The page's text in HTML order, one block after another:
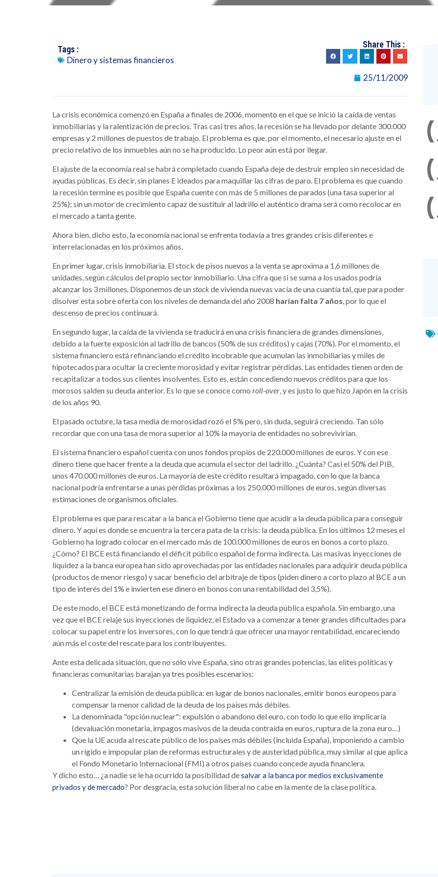
Tags :
Dinero y sistemas financieros
Share This :
25/11/2009
La crisis económica comenzó en España a finales de 2006, momento en el que se inició la caída de ventas
inmobiliarias y la ralentización de precios. Tras casi tres años, la recesión se ha llevado por delante 300.000
empresas y 2 millones de puestos de trabajo. El problema es que, por el momento, el necesario ajuste en el
precio relativo de los inmuebles aún no se ha producido. Lo peor aún está por llegar.
El ajuste de la economía real se habrá completado cuando España deje de destruir empleo sin necesidad de
ayudas públicas. Es decir, sin planes E ideados para maquillar las cifras de paro. El problema es que cuando
la recesión termine es posible que España cuente con más de 5 millones de parados (una tasa superior al
25%); sin un motor de crecimiento capaz de sustituir al ladrillo el auténtico drama será como recolocar en
el mercado a tanta gente.
Ahora bien, dicho esto, la economía nacional se enfrenta todavía a tres grandes crisis diferentes e
interrelacionadas en los próximos años.
En primer lugar, crisis inmobiliaria. El stock de pisos nuevos a la venta se aproxima a 1,6 millones de
unidades, según cálculos del propio sector inmobiliario. Una cifra que si se suma a los usados podría
alcanzar los 3 millones. Disponemos de unstockde vivienda nuevas vacía de una cuantía tal, que para poder
disolver esta sobre oferta con los niveles de demanda del año 2008 harían falta 7 años, por lo que el
descenso de precios continuará.
En segundo lugar, la caída de la vivienda se traducirá en una crisis financiera de grandes dimensiones,
debido a la fuerte exposición al ladrillo de bancos (50% de sus créditos) y cajas (70%). Por el momento, el
sistema financiero está refinanciando el crédito incobrable que acumulan las inmobiliarias y miles de
hipotecados para ocultar la creciente morosidad y evitar registrar pérdidas. Las entidades tienen orden de
recapitalizar a todos sus clientes insolventes. Esto es, están concediendo nuevos créditos para que los
morosos salden su deuda anterior. Es lo que se conoce como roll-over, y es justo lo que hizo Japón en la crisis
de los años 90.
El pasado octubre, la tasa media de morosidad rozó el 5% pero, sin duda, seguirá creciendo. Tan sólo
recordar que con una tasa de mora superior al 10% la mayoría de entidades no sobrevivirían.
El sistema financiero español cuenta con unos fondos propios de 220.000 millones de euros. Y con ese
dinero tiene que hacer frente a la deuda que acumula el sector del ladrillo. ¿Cuánta? Casi el 50% del PIB,
unos 470.000 millones de euros. La mayoría de este crédito resultará impagado, con lo que la banca
nacional podría enfrentarse a unas pérdidas próximas a los 250.000 millones de euros, según diversas
estimaciones de organismos oficiales.
El problema es que para rescatar a la banca el Gobierno tiene que acudir a la deuda pública para conseguir
dinero. Y aquí es donde se encuentra la tercera pata de la crisis: la deuda pública. En los últimos 12 meses el
Gobierno ha logrado colocar en el mercado más de 100.000 millones de euros en bonos a corto plazo.
¿Cómo? El BCE está financiando el déficit público español de forma indirecta. Las masivas inyecciones de
liquidez a la banca europea han sido aprovechadas por las entidades nacionales para adquirir deuda pública
(productos de menor riesgo) y sacar beneficio del arbitraje de tipos (piden dinero a corto plazo al BCE a un
tipo de interés del 1% e invierten ese dinero en bonos con una rentabilidad del 3,5%).
De este modo, el BCE está monetizando de forma indirecta la deuda pública española. Sin embargo, una
vez que el BCE relaje sus inyecciones de liquidez, el Estado va a comenzar a tener grandes dificultades para
colocar su papel entre los inversores, con lo que tendrá que ofrecer una mayor rentabilidad, encareciendo
aún más el coste del rescate para los contribuyentes.
Ante esta delicada situación, que no sólo vive España, sino otras grandes potencias, las elites políticas y
financieras comunitarias barajan ya tres posibles escenarios:
Centralizar la emisión de deuda pública: en lugar de bonos nacionales, emitir bonos europeos para
compensar la menor calidad de la deuda de los países más débiles.
La denominada "opción nuclear": expulsión o abandono del euro, con todo lo que ello implicaría
(devaluación monetaria, impagos masivos de la deuda contraída en euros, ruptura de la zona euro…)
Que la UE acuda al rescate público de los países más débiles (incluida España), imponiendo a cambio
un rígido e impopular plan de reformas estructurales y de austeridad pública, muy similar al que aplica
el Fondo Monetario Internacional (FMI) a otros países cuando concede ayuda financiera.
Y dicho esto… ¿a nadie se le ha ocurrido la posibilidad desalvar a la banca por medios exclusivamente
privados y de mercado? Por desgracia, esta solución liberal no cabe en la mente de la clase política.